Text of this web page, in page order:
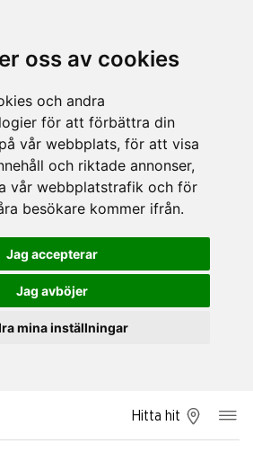
oss av cookies
och andra
för att förbättra din
vår webbplats, för att visa
och riktade annonser,
vår webbplatstrafik och för
besökare kommer ifrån.
Jag accepterar
Jag avböjer
mina inställningar
Hitta hit